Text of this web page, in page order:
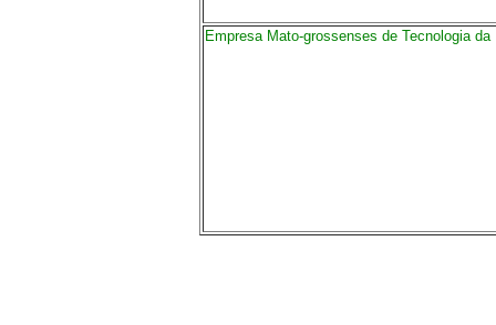
Empresa Mato-grossenses de Tecnologia